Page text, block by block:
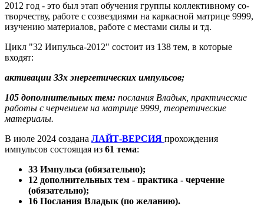
2012 год - это был этап обучения группы коллективному со-
творчеству, работе с созвездиями на каркасной матрице 9999,
изучению материалов, работе с местами силы и тд.
Цикл "32 Иипульса-2012" состоит из 138 тем, в которые
входят:
активации 33х энергетических импульсов;
105 дополнительных тем: послания Владык, практические
работы с черчением на матрице 9999, теоретические
материалы.
В июле 2024 создана ЛАЙТ-ВЕРСИЯ прохождения
импульсов состоящая из 61 тема:
33 Импульса (обязательно);
12 дополнительных тем - практика - черчение
(обязательно);
16 Послания Владык (по желанию).